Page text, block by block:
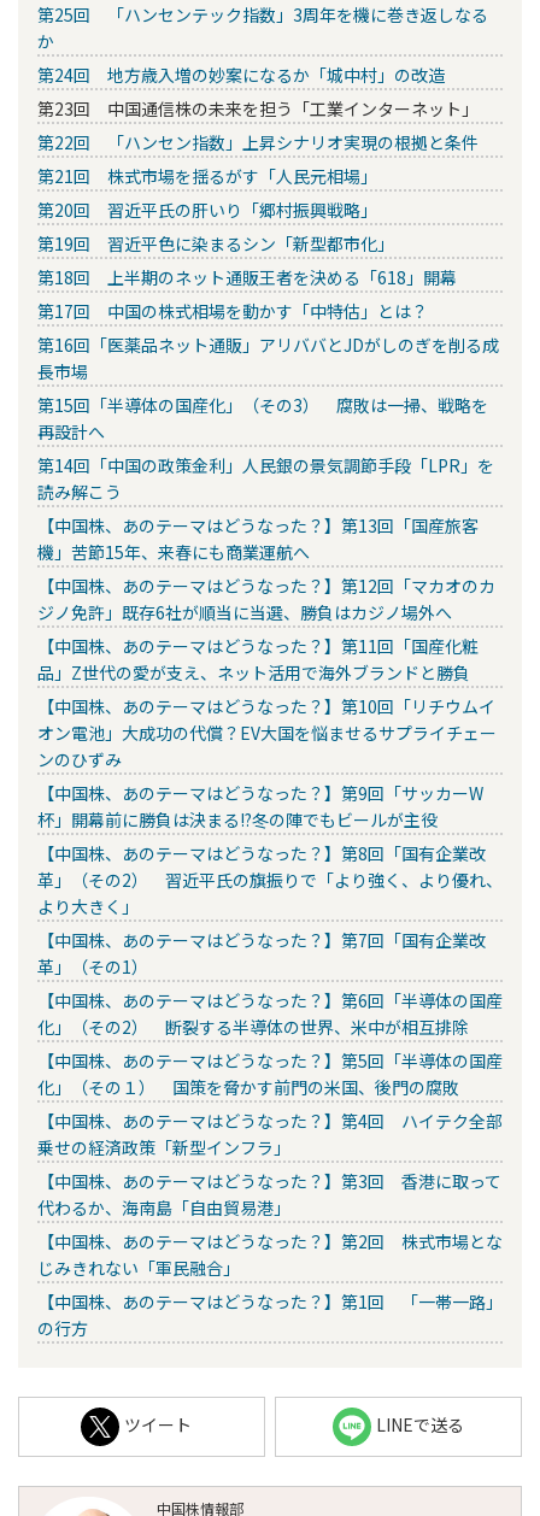
第25回 「ハンセンテック指数」3周年を機に巻き返しなる
か
第24回 地方歳入増の妙案になるか「城中村」の改造
第23回 中国通信株の未来を担う「工業インターネット」
第22回 「ハンセン指数」上昇シナリオ実現の根拠と条件
第21回 株式市場を揺るがす「人民元相場」
第20回 習近平氏の肝いり「郷村振興戦略」
第19回 習近平色に染まるシン「新型都市化」
第18回 上半期のネット通販王者を決める「618」開幕
第17回 中国の株式相場を動かす「中特估」とは？
第16回「医薬品ネット通販」アリババとJDがしのぎを削る成
長市場
第15回「半導体の国産化」（その3） 腐敗は一掃、戦略を
再設計へ
第14回「中国の政策金利」人民銀の景気調節手段「LPR」を
読み解こう
【中国株、あのテーマはどうなった？】第13回「国産旅客
機」苦節15年、来春にも商業運航へ
【中国株、あのテーマはどうなった？】第12回「マカオのカ
ジノ免許」既存6社が順当に当選、勝負はカジノ場外へ
【中国株、あのテーマはどうなった？】第11回「国産化粧
品」Z世代の愛が支え、ネット活用で海外ブランドと勝負
【中国株、あのテーマはどうなった？】第10回「リチウムイ
オン電池」大成功の代償？EV大国を悩ませるサプライチェー
ンのひずみ
【中国株、あのテーマはどうなった？】第9回「サッカーW
杯」開幕前に勝負は決まる!?冬の陣でもビールが主役
【中国株、あのテーマはどうなった？】第8回「国有企業改
革」（その2） 習近平氏の旗振りで「より強く、より優れ、
より大きく」
【中国株、あのテーマはどうなった？】第7回「国有企業改
革」（その1）
【中国株、あのテーマはどうなった？】第6回「半導体の国産
化」（その2） 断裂する半導体の世界、米中が相互排除
【中国株、あのテーマはどうなった？】第5回「半導体の国産
化」（その１） 国策を脅かす前門の米国、後門の腐敗
【中国株、あのテーマはどうなった？】第4回 ハイテク全部
乗せの経済政策「新型インフラ」
【中国株、あのテーマはどうなった？】第3回 香港に取って
代わるか、海南島「自由貿易港」
【中国株、あのテーマはどうなった？】第2回 株式市場とな
じみきれない「軍民融合」
【中国株、あのテーマはどうなった？】第1回 「一帯一路」
の行方
ツイート LINEで送る
中国株情報部